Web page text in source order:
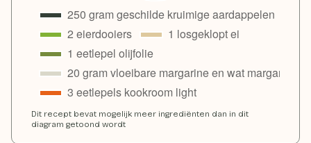
Dit recept bevat mogelijk meer ingrediënten dan in dit
diagram getoond wordt